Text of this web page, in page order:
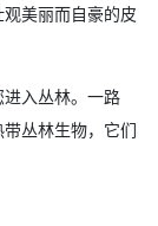
美丽而自豪的皮
入丛林。一路
丛林生物，它们